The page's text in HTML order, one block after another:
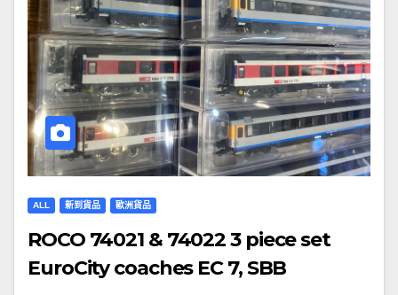
ALL 新到貨品 歐洲貨品
ROCO 74021 & 74022 3 piece set
EuroCity coaches EC 7, SBB